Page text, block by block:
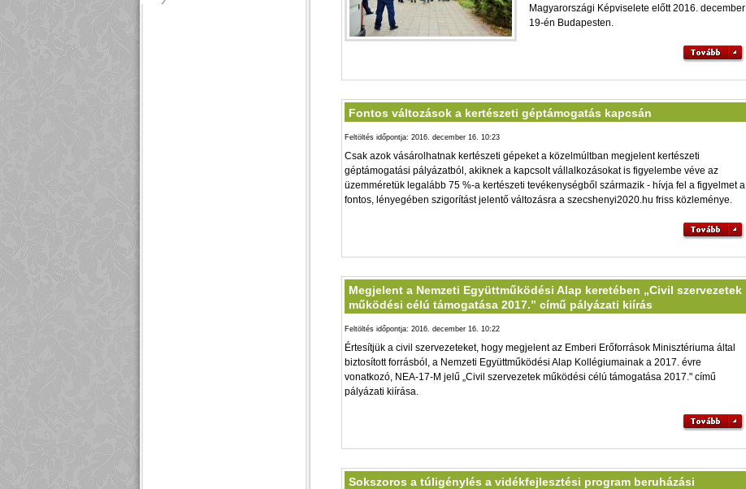
Magyarországi Képviselete előtt 2016. december
19-én Budapesten.
Fontos változások a kertészeti géptámogatás kapcsán
Feltöltés időpontja: 2016. december 16. 10:23
Csak azok vásárolhatnak kertészeti gépeket a közelmúltban megjelent kertészeti
géptámogatási pályázatból, akiknek a kapcsolt vállalkozásokat is figyelembe véve az
üzemméretük legalább 75 %-a kertészeti tevékenységből származik - hívja fel a figyelmet a
fontos, lényegében szigorítást jelentő változásra a szecshenyi2020.hu friss közleménye.
Megjelent a Nemzeti Együttműködési Alap keretében „Civil szervezetek
működési célú támogatása 2017.” című pályázati kiírás
Feltöltés időpontja: 2016. december 16. 10:22
Értesítjük a civil szervezeteket, hogy megjelent az Emberi Erőforrások Minisztériuma által
biztosított forrásból, a Nemzeti Együttműködési Alap Kollégiumainak a 2017. évre
vonatkozó, NEA-17-M jelű „Civil szervezetek működési célú támogatása 2017." című
pályázati kiírása.
Sokszoros a túligénylés a vidékfejlesztési program beruházási